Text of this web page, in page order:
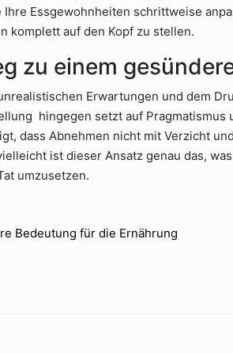
Ihre Essgewohnheiten schrittweise
komplett auf den Kopf zu stellen.
zu einem
Erwartungen und dem
hingegen setzt auf Pragmatismus
dass Abnehmen nicht mit Verzicht
ist dieser Ansatz genau das,
umzusetzen.
Bedeutung für die Ernährung